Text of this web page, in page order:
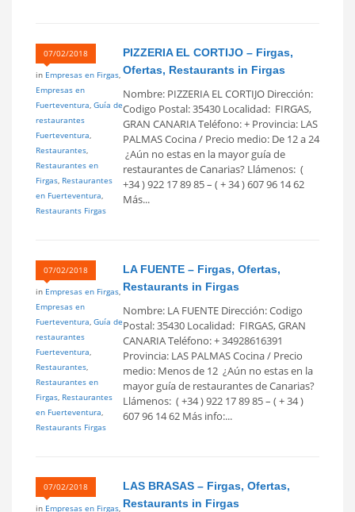
07/02/2018
in Empresas en Firgas,
Empresas en
Fuerteventura, Guía de
restaurantes
Fuerteventura,
Restaurantes,
Restaurantes en
Firgas, Restaurantes
en Fuerteventura,
Restaurants Firgas
PIZZERIA EL CORTIJO – Firgas,
Ofertas, Restaurants in Firgas
Nombre: PIZZERIA EL CORTIJO Dirección:
Codigo Postal: 35430 Localidad: FIRGAS,
GRAN CANARIA Teléfono: + Provincia: LAS
PALMAS Cocina / Precio medio: De 12 a 24
 ¿Aún no estas en la mayor guía de
restaurantes de Canarias? Llámenos: (
+34 ) 922 17 89 85 – ( + 34 ) 607 96 14 62
Más...
07/02/2018
in Empresas en Firgas,
Empresas en
Fuerteventura, Guía de
restaurantes
Fuerteventura,
Restaurantes,
Restaurantes en
Firgas, Restaurantes
en Fuerteventura,
Restaurants Firgas
LA FUENTE – Firgas, Ofertas,
Restaurants in Firgas
Nombre: LA FUENTE Dirección: Codigo
Postal: 35430 Localidad: FIRGAS, GRAN
CANARIA Teléfono: + 34928616391
Provincia: LAS PALMAS Cocina / Precio
medio: Menos de 12  ¿Aún no estas en la
mayor guía de restaurantes de Canarias?
Llámenos: ( +34 ) 922 17 89 85 – ( + 34 )
607 96 14 62 Más info:...
07/02/2018
in Empresas en Firgas,
LAS BRASAS – Firgas, Ofertas,
Restaurants in Firgas